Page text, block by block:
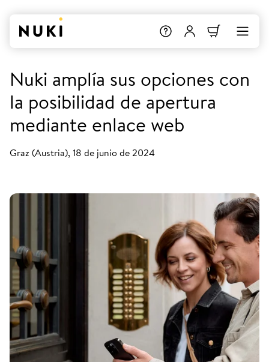
Nuki amplía sus opciones con
la posibilidad de apertura
mediante enlace web
Graz (Austria), 18 de junio de 2024